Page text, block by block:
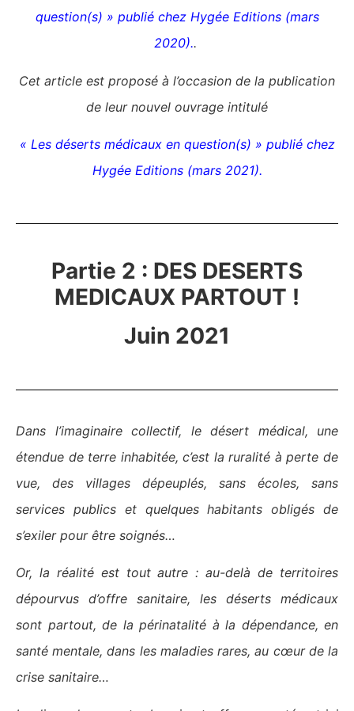
question(s) » publié chez Hygée Editions (mars
2020)..
Cet article est proposé à l’occasion de la publication
de leur nouvel ouvrage intitulé
« Les déserts médicaux en question(s) » publié chez
Hygée Editions (mars 2021).
Partie 2 : DES DESERTS
MEDICAUX PARTOUT !
Juin 2021
Dans l’imaginaire collectif, le désert médical, une
étendue de terre inhabitée, c’est la ruralité à perte de
vue, des villages dépeuplés, sans écoles, sans
services publics et quelques habitants obligés de
s’exiler pour être soignés…
Or, la réalité est tout autre : au-delà de territoires
dépourvus d’offre sanitaire, les déserts médicaux
sont partout, de la périnatalité à la dépendance, en
santé mentale, dans les maladies rares, au cœur de la
crise sanitaire…